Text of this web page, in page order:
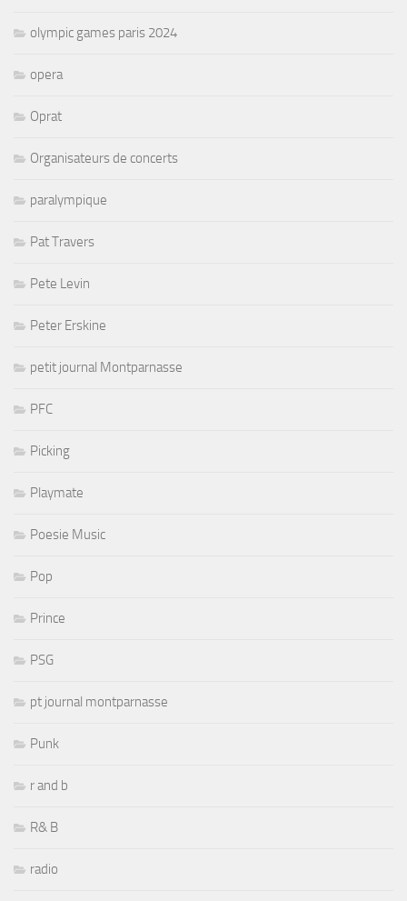
olympic games paris 2024
opera
Oprat
Organisateurs de concerts
paralympique
Pat Travers
Pete Levin
Peter Erskine
petit journal Montparnasse
PFC
Picking
Playmate
Poesie Music
Pop
Prince
PSG
pt journal montparnasse
Punk
r and b
R& B
radio